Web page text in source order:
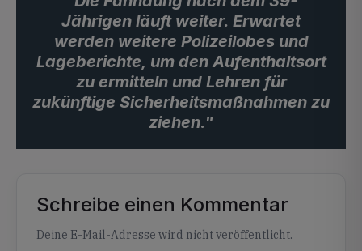
Jährigen läuft weiter. Erwartet
werden weitere Polizeilobes und
Lageberichte, um den Aufenthaltsort
zu ermitteln und Lehren für
zukünftige Sicherheitsmaßnahmen zu
ziehen."
Schreibe einen Kommentar
Deine E-Mail-Adresse wird nicht veröffentlicht.
Alternative: